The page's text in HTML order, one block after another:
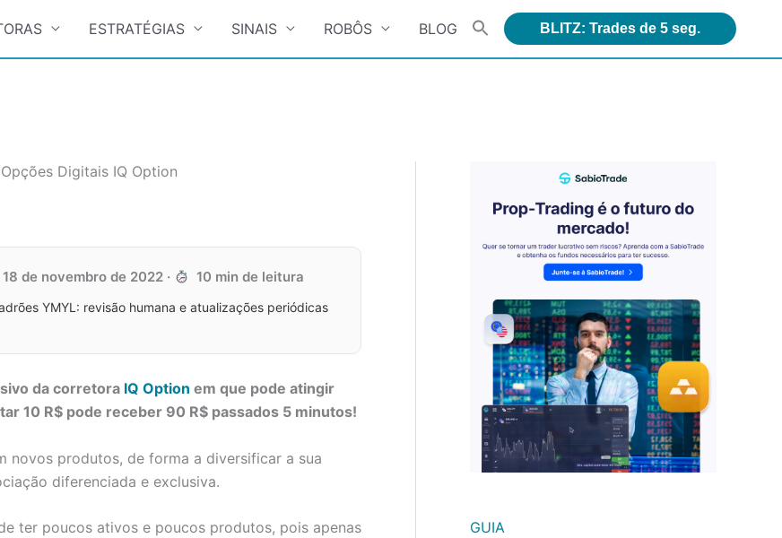
ESTRATÉGIAS SINAIS ROBÔS BLOG BLITZ: Trades de 5 seg.
Opções Digitais IQ Option
18 de novembro de 2022 · 10 min de leitura
YMYL: revisão humana e atualizações periódicas
da corretora IQ Option em que pode atingir
10 R$ pode receber 90 R$ passados 5 minutos!
novos produtos, de forma a diversificar a sua
diferenciada e exclusiva.
ter poucos ativos e poucos produtos, pois apenas
GUIA